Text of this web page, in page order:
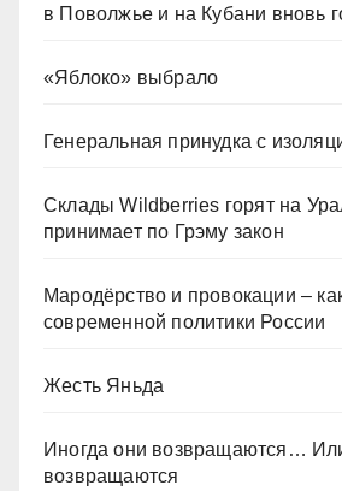
в Поволжье и на Кубани вновь
«Яблоко» выбрало
Генеральная принудка с
Склады Wildberries горят на
принимает по Грэму закон
Мародёрство и провокации –
современной политики России
Жесть Яньда
Иногда они возвращаются…
возвращаются